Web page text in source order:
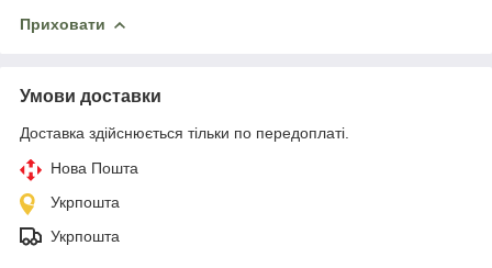
Приховати
Умови доставки
Доставка здійснюється тільки по передоплаті.
Нова Пошта
Укрпошта
Укрпошта